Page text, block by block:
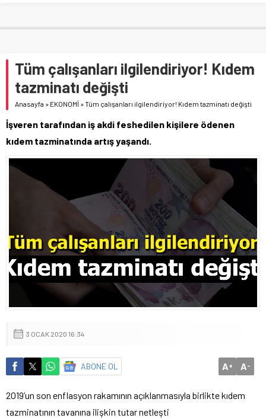
Tüm çalışanları ilgilendiriyor! Kıdem
tazminatı değişti
Anasayfa » EKONOMİ »Tüm çalışanları ilgilendiriyor! Kıdem tazminatı değişti
İşveren tarafından iş akdi feshedilen kişilere ödenen
kıdem tazminatında artış yaşandı.
3 OCAK 2020 16:34
ABONE OL A+ A-
2019’un son enflasyon rakamının açıklanmasıyla birlikte kıdem
tazminatının tavanına ilişkin tutar netleşti